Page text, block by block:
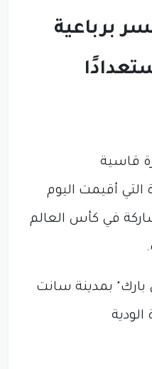
برباعية
قاسية
التي أقيمت اليوم
في كأس العالم
بمدينة سانت